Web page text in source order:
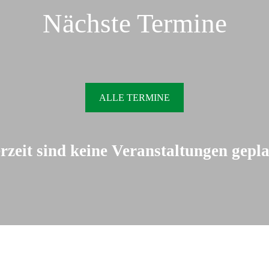
Nächste Termine
ALLE TERMINE
sind keine Veranstaltungen